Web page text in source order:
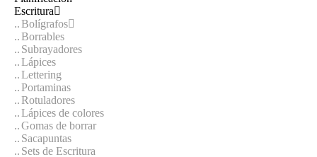
Escritura
Bolígrafos
Borrables
Subrayadores
Lápices
Lettering
Portaminas
Rotuladores
Lápices de colores
Gomas de borrar
Sacapuntas
Sets de Escritura